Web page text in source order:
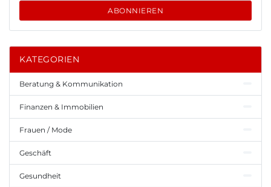
ABONNIEREN
KATEGORIEN
Beratung & Kommunikation
Finanzen & Immobilien
Frauen / Mode
Geschäft
Gesundheit